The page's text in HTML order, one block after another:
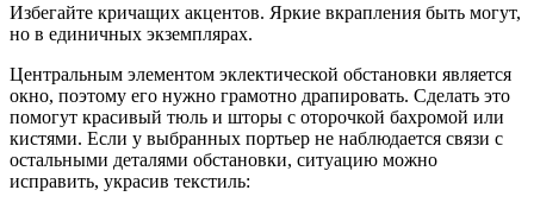
Избегайте кричащих акцентов. Яркие вкрапления быть могут,
но в единичных экземплярах.
Центральным элементом эклектической обстановки является
окно, поэтому его нужно грамотно драпировать. Сделать это
помогут красивый тюль и шторы с оторочкой бахромой или
кистями. Если у выбранных портьер не наблюдается связи с
остальными деталями обстановки, ситуацию можно
исправить, украсив текстиль: